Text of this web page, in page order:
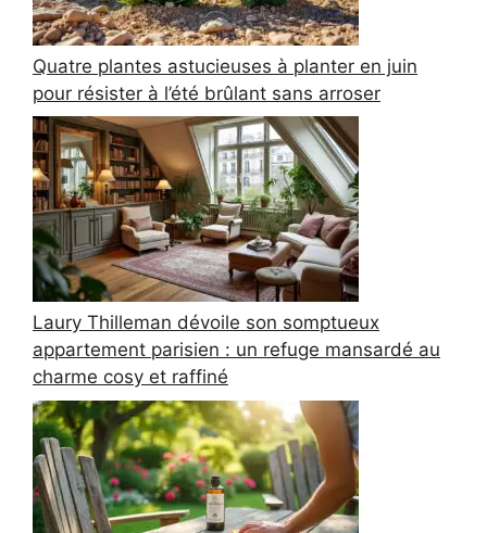
Quatre plantes astucieuses à planter en juin
pour résister à l’été brûlant sans arroser
Laury Thilleman dévoile son somptueux
appartement parisien : un refuge mansardé au
charme cosy et raffiné